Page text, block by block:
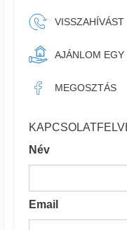
VISSZAHÍVÁST
AJÁNLOM
MEGOSZTÁS
Név
Email